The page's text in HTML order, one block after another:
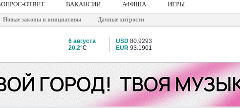
ОТВЕТ ВАКАНСИИ АФИША ИГРЫ
Новые законы и инициативы Дачные хитрости
6 августа
20.2°C
USD 80.9293
EUR 93.1901